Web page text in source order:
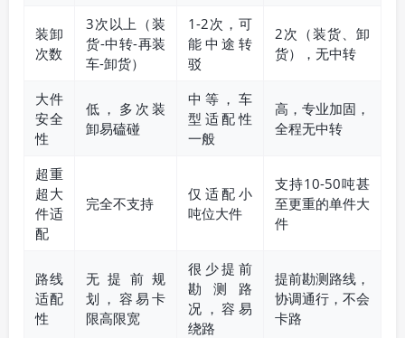
装卸
次数
3次以上（装
货-中转-再装
车-卸货）
1-2次，可
能中途转
驳
2次（装货、卸
货），无中转
大件
安全
性
低，多次装
卸易磕碰
中等，车
型适配性
一般
高，专业加固，
全程无中转
超重
超大
件适
配
完全不支持
仅适配小
吨位大件
支持10-50吨甚
至更重的单件大
件
路线
适配
性
无提前规
划，容易卡
限高限宽
很少提前
勘测路
况，容易
绕路
提前勘测路线，
协调通行，不会
卡路